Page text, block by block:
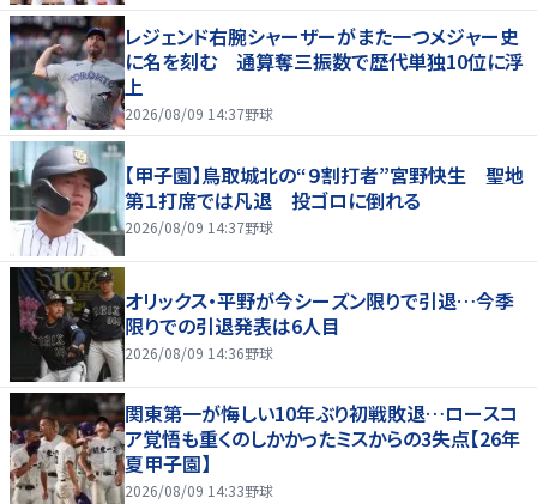
レジェンド右腕シャーザーがまた一つメジャー史
に名を刻む 通算奪三振数で歴代単独10位に浮
上
2026/08/09 14:37野球
【甲子園】鳥取城北の“９割打者”宮野快生 聖地
第１打席では凡退 投ゴロに倒れる
2026/08/09 14:37野球
オリックス・平野が今シーズン限りで引退…今季
限りでの引退発表は6人目
2026/08/09 14:36野球
関東第一が悔しい10年ぶり初戦敗退…ロースコ
ア覚悟も重くのしかかったミスからの3失点【26年
夏甲子園】
2026/08/09 14:33野球